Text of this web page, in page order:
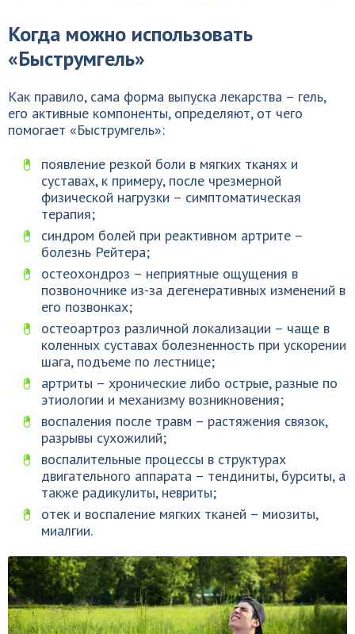
Когда можно использовать
«Быструмгель»
Как правило, сама форма выпуска лекарства – гель,
его активные компоненты, определяют, от чего
помогает «Быструмгель»:
появление резкой боли в мягких тканях и
суставах, к примеру, после чрезмерной
физической нагрузки – симптоматическая
терапия;
синдром болей при реактивном артрите –
болезнь Рейтера;
остеохондроз – неприятные ощущения в
позвоночнике из-за дегенеративных изменений в
его позвонках;
остеоартроз различной локализации – чаще в
коленных суставах болезненность при ускорении
шага, подъеме по лестнице;
артриты – хронические либо острые, разные по
этиологии и механизму возникновения;
воспаления после травм – растяжения связок,
разрывы сухожилий;
воспалительные процессы в структурах
двигательного аппарата – тендиниты, бурситы, а
также радикулиты, невриты;
отек и воспаление мягких тканей – миозиты,
миалгии.